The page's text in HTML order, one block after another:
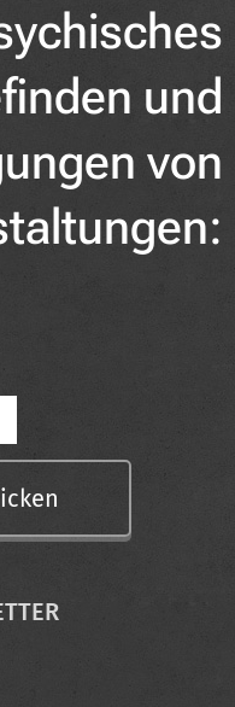
und
von